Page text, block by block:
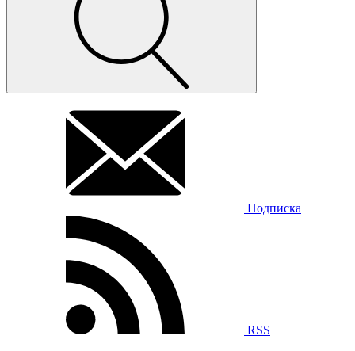
Подписка
RSS